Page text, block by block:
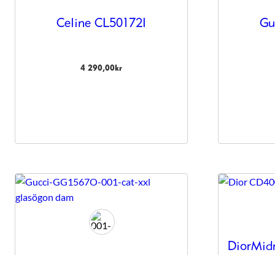
Celine CL50172I
4 290,00 kr
anpassat innehåll
och erbjudanden.